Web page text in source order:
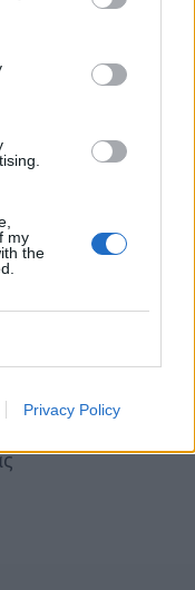
my
the
Privacy Policy
προβολή
πως το Shopping
πολιτιστικών
θα
είτε τους
γίνει θεσμός και
προσπάθειες
επιθυμούν για το